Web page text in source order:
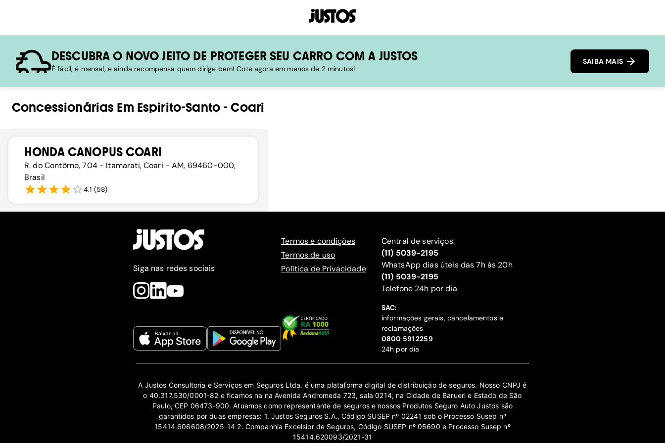
DESCUBRA O NOVO JEITO DE PROTEGER SEU CARRO COM A JUSTOS
É fácil, é mensal, e ainda recompensa quem dirige bem! Cote agora em menos de 2 minutos!
SAIBA MAIS
Concessionárias Em Espirito-Santo-Coari
HONDA CANOPUS COARI
R. do Contôrno, 704 - Itamarati, Coari - AM, 69460-000,
Brasil
4.1 (58)
Siga nas redes sociais
Termos e condições
Termos de uso
Política de Privacidade
Central de serviços:
(11) 5039-2195
WhatsApp dias úteis das 7h às 20h
(11) 5039-2195
‍Telefone 24h por dia
SAC:
informações gerais, cancelamentos e
reclamações
‍0800 591 2259
24h por dia
A Justos Consultoria e Serviços em Seguros Ltda. é uma plataforma digital de distribuição de seguros. Nosso CNPJ é
o 40.317.530/0001-82 e ficamos na na Avenida Andromeda 723, sala 0214, na Cidade de Barueri e Estado de São
Paulo, CEP 06473-900. Atuamos como representante de seguros e nossos Produtos Seguro Auto Justos são
garantidos por duas empresas: 1. Justos Seguros S.A., Código SUSEP nº 02241 sob o Processo Susep nº
15414.606608/2025-14 2. Companhia Excelsior de Seguros, Código SUSEP nº 05690 e Processo Susep nº
15414.620093/2021-31